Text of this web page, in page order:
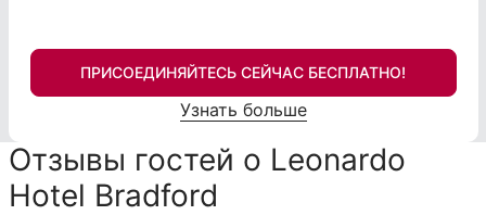
ПРИСОЕДИНЯЙТЕСЬ СЕЙЧАС БЕСПЛАТНО!
Узнать больше
Отзывы гостей о Leonardo
Hotel Bradford